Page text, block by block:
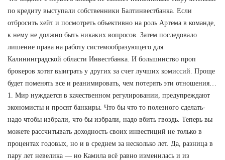
по кредиту выступали собственники Балтинвестбанка. Если
отбросить хейт и посмотреть объективно на роль Артема в команде,
к нему не должно быть никаких вопросов. Затем последовало
лишение права на работу системообразующего для
Калининградской области Инвестбанка. И большинство проп
брокеров хотят выиграть у других за счет лучших комиссий. Проще
будет поменять все и реанимировать, чем потерять эти отношения…
1. Мир нуждается в качественном регулировании, предупреждают
экономисты и просят банкиры. Что бы что то полезного сделать-
надо чтобы избрали, что бы избрали, надо вбить гвоздь. Теперь вы
можете рассчитывать доходность своих инвестиций не только в
процентах годовых, но и в среднем за несколько лет. Да, разница в
пару лет невелика — но Камила всё равно изменилась и из